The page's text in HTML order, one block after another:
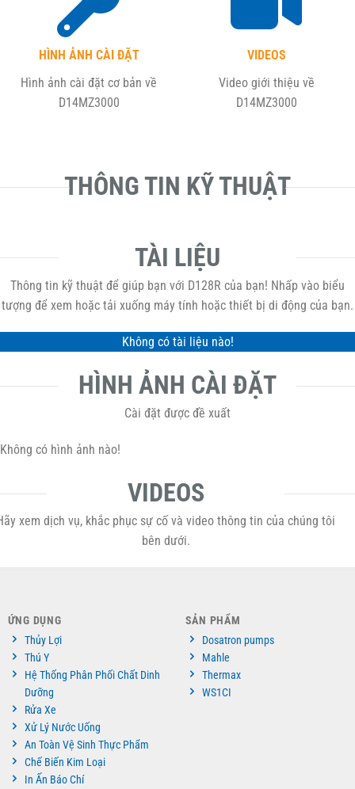
HÌNH ẢNH CÀI ĐẶT
Hình ảnh cài đặt cơ bản về
D14MZ3000
VIDEOS
Video giới thiệu về
D14MZ3000
THÔNG TIN KỸ THUẬT
TÀI LIỆU
Thông tin kỹ thuật để giúp bạn với D128R của bạn! Nhấp vào biểu
tượng để xem hoặc tải xuống máy tính hoặc thiết bị di động của bạn.
Không có tài liệu nào!
HÌNH ẢNH CÀI ĐẶT
Cài đặt được đề xuất
Không có hình ảnh nào!
VIDEOS
xem dịch vụ, khắc phục sự cố và video thông tin của chúng tôi
bên dưới.
ỨNG DỤNG
Thủy Lợi
Thú Y
Hệ Thống Phân Phối Chất Dinh
Dưỡng
Rửa Xe
Xử Lý Nước Uống
An Toàn Vệ Sinh Thực Phẩm
Chế Biến Kim Loại
In Ấn Báo Chí
SẢN PHẨM
Dosatron pumps
Mahle
Thermax
WS1CI